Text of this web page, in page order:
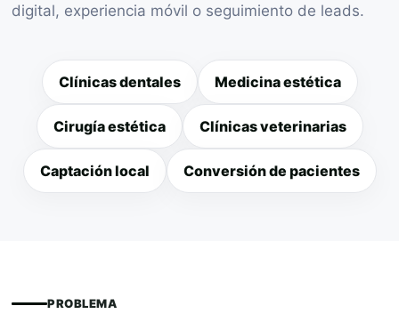
digital, experiencia móvil o seguimiento de leads.
Clínicas dentales Medicina estética
Cirugía estética Clínicas veterinarias
Captación local Conversión de pacientes
PROBLEMA